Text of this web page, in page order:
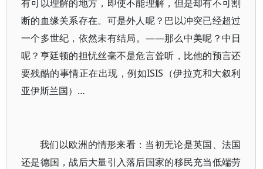
有可以理解的地方，即使不能理解，但是却有不可割
断的血缘关系存在。可是外人呢？巴以冲突已经超过
一个多世纪，依然未有结局。——那么中美呢？中日
呢？亨廷顿的担忧丝毫不是危言耸听，比他的预言还
要残酷的事情正在出现，例如ISIS（伊拉克和大叙利
亚伊斯兰国）…
我们以欧洲的情形来看：当初无论是英国、法国
还是德国，战后大量引入落后国家的移民充当低端劳